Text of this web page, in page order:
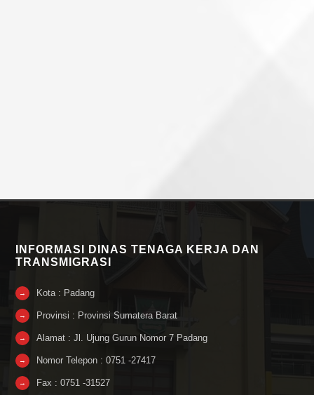
INFORMASI DINAS TENAGA KERJA DAN
TRANSMIGRASI
→ Kota : Padang
→ Provinsi : Provinsi Sumatera Barat
→ Alamat : Jl. Ujung Gurun Nomor 7 Padang
→ Nomor Telepon : 0751 -27417
→ Fax : 0751 -31527